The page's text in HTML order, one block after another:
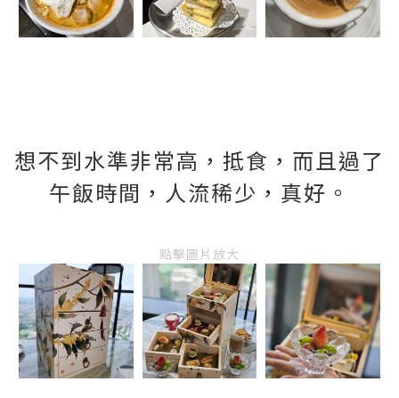
想不到水準非常高，抵食，而且過了
午飯時間，人流稀少，真好。
點擊圖片放大